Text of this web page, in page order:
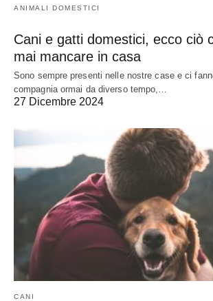
ANIMALI DOMESTICI
Cani e gatti domestici, ecco ciò
mai mancare in casa
Sono sempre presenti nelle nostre case e ci
compagnia ormai da diverso tempo,…
27 Dicembre 2024
CANI